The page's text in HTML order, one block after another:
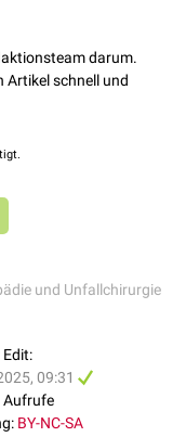
darum.
Artikel schnell und
und Unfallchirurgie
09:31
Aufrufe
BY-NC-SA